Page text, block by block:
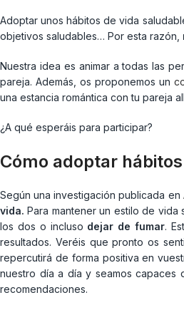
Adoptar unos hábitos de vida
objetivos saludables… Por esta razón,
Nuestra idea es animar a todas las
pareja. Además, os proponemos un
una estancia romántica con tu pareja
¿A qué esperáis para participar?
Cómo adoptar
Según una investigación publicada en
vida. Para mantener un estilo de
los dos o incluso dejar de fumar.
resultados. Veréis que pronto os
repercutirá de forma positiva en
nuestro día a día y seamos capaces
recomendaciones.